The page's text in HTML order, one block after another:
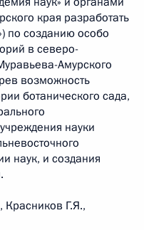
края разработать
по созданию особо
в северо-
Амурского
возможность
ботанического сада,
науки
наук, и создания
Г.Я.,